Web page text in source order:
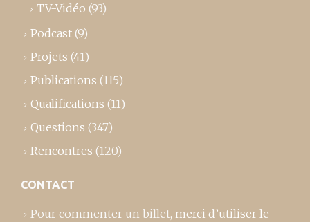
TV-Vidéo (93)
Podcast (9)
Projets (41)
Publications (115)
Qualifications (11)
Questions (347)
Rencontres (120)
CONTACT
Pour commenter un billet, merci d’utiliser le